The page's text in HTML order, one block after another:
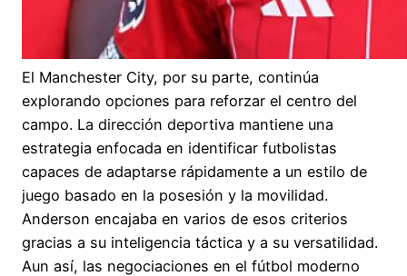
El Manchester City, por su parte, continúa
explorando opciones para reforzar el centro del
campo. La dirección deportiva mantiene una
estrategia enfocada en identificar futbolistas
capaces de adaptarse rápidamente a un estilo de
juego basado en la posesión y la movilidad.
Anderson encajaba en varios de esos criterios
gracias a su inteligencia táctica y a su versatilidad.
Aun así, las negociaciones en el fútbol moderno